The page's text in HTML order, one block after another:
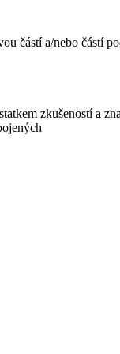
částí a/nebo částí
zkušeností a